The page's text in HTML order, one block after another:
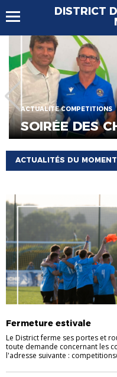
DISTRICT
ACTUALITE COMPETITIONS
SOIRÉE DES
ACTUALITÉS DU MOMENT
Fermeture estivale
Le District ferme ses portes et
toute demande concernant les
l'adresse suivante :